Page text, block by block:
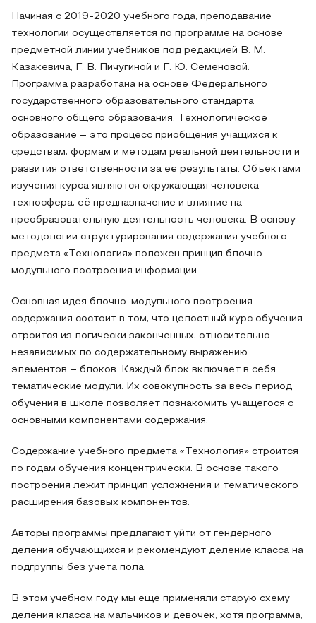
Начиная с 2019-2020 учебного года, преподавание
технологии осуществляется по программе на основе
предметной линии учебников под редакцией В. М.
Казакевича, Г. В. Пичугиной и Г. Ю. Семеновой.
Программа разработана на основе Федерального
государственного образовательного стандарта
основного общего образования. Технологическое
образование – это процесс приобщения учащихся к
средствам, формам и методам реальной деятельности и
развития ответственности за её результаты. Объектами
изучения курса являются окружающая человека
техносфера, её предназначение и влияние на
преобразовательную деятельность человека. В основу
методологии структурирования содержания учебного
предмета «Технология» положен принцип блочно-
модульного построения информации.
Основная идея блочно-модульного построения
содержания состоит в том, что целостный курс обучения
строится из логически законченных, относительно
независимых по содержательному выражению
элементов – блоков. Каждый блок включает в себя
тематические модули. Их совокупность за весь период
обучения в школе позволяет познакомить учащегося с
основными компонентами содержания.
Содержание учебного предмета «Технология» строится
по годам обучения концентрически. В основе такого
построения лежит принцип усложнения и тематического
расширения базовых компонентов.
Авторы программы предлагают уйти от гендерного
деления обучающихся и рекомендуют деление класса на
подгруппы без учета пола.
В этом учебном году мы еще применяли старую схему
деления класса на мальчиков и девочек, хотя программа,